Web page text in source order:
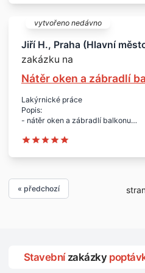
Lokalita:
- Praha 9 Prosek
vytvořeno nedávno
Jiří H., Praha (Hlavní
zakázku na
Nátěr oken a zábradlí
Lakýrnické práce
Popis:
- nátěr oken a zábradlí balkonu
- 1 ks okna
- Praha - Běchovice
Termín:
« předchozí
Stavební zakázky